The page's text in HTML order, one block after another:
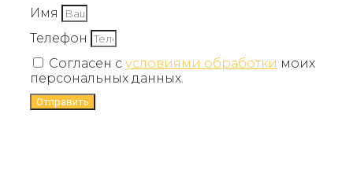
Имя
Телефон
Согласен с условиями обработки моих
персональных данных.
Отправить